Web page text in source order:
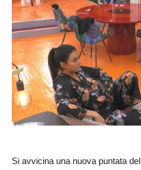
Si avvicina una nuova puntata del